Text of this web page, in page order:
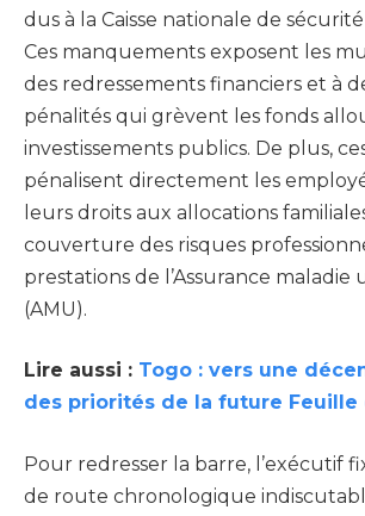
dus à la Caisse nationale de sécurité
Ces manquements exposent les
des redressements financiers et à
pénalités qui grèvent les fonds
investissements publics. De plus,
pénalisent directement les
leurs droits aux allocations
couverture des risques
prestations de l’Assurance maladie
(AMU).
Lire aussi : Togo : vers une
des priorités de la future Feuille
Pour redresser la barre, l’exécutif
de route chronologique